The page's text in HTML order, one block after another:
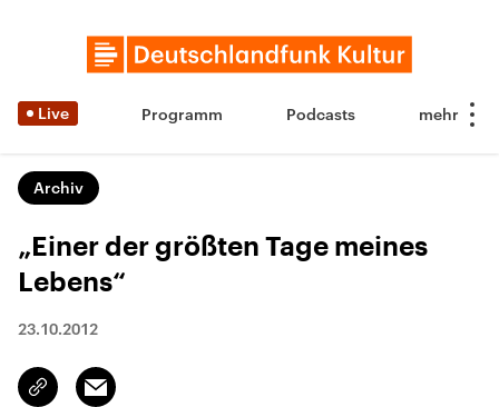
Live Programm Podcasts
Archiv
„Einer der größten Tage meines
Lebens“
23.10.2012
Link
kopieren/teilen
Email